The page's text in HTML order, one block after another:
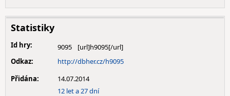
Statistiky
Id hry:
9095
Odkaz:
http://dbher.cz/h9095
Přidána:
14.07.2014
12 let a 27 dní